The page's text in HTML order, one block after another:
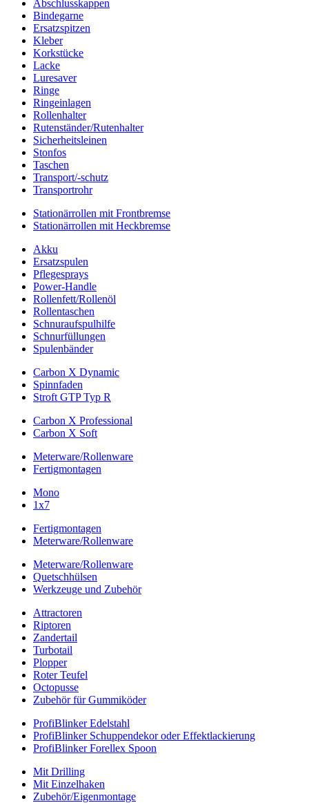
Abschlusskappen
Bindegarne
Ersatzspitzen
Kleber
Korkstücke
Lacke
Luresaver
Ringe
Ringeinlagen
Rollenhalter
Rutenständer/Rutenhalter
Sicherheitsleinen
Stonfos
Taschen
Transport/-schutz
Transportrohr
Stationärrollen mit Frontbremse
Stationärrollen mit Heckbremse
Akku
Ersatzspulen
Pflegesprays
Power-Handle
Rollenfett/Rollenöl
Rollentaschen
Schnuraufspulhilfe
Schnurfüllungen
Spulenbänder
Carbon X Dynamic
Spinnfaden
Stroft GTP Typ R
Carbon X Professional
Carbon X Soft
Meterware/Rollenware
Fertigmontagen
Mono
1x7
Fertigmontagen
Meterware/Rollenware
Meterware/Rollenware
Quetschhülsen
Werkzeuge und Zubehör
Attractoren
Riptoren
Zandertail
Turbotail
Plopper
Roter Teufel
Octopusse
Zubehör für Gummiköder
ProfiBlinker Edelstahl
ProfiBlinker Schuppendekor oder Effektlackierung
ProfiBlinker Forellex Spoon
Mit Drilling
Mit Einzelhaken
Zubehör/Eigenmontage